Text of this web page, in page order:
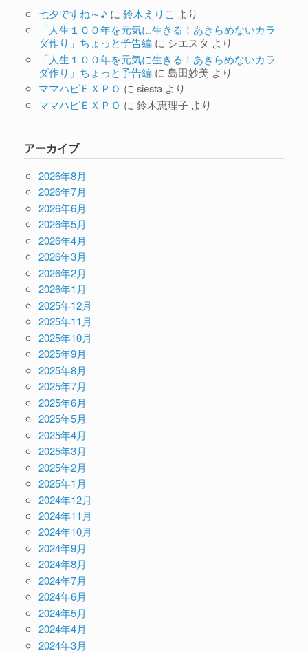
七夕ですね～♪に 鈴木えりこ より
「人生１００年を元気に生きる！あきらめないカラ
ダ作り」ちょっと予告編に シエスタ より
「人生１００年を元気に生きる！あきらめないカラ
ダ作り」ちょっと予告編に 島田妙美 より
ママハピＥＸＰＯ に siestaより
ママハピＥＸＰＯ に 鈴木恵理子より
アーカイブ
2026年8月
2026年7月
2026年6月
2026年5月
2026年4月
2026年3月
2026年2月
2026年1月
2025年12月
2025年11月
2025年10月
2025年9月
2025年8月
2025年7月
2025年6月
2025年5月
2025年4月
2025年3月
2025年2月
2025年1月
2024年12月
2024年11月
2024年10月
2024年9月
2024年8月
2024年7月
2024年6月
2024年5月
2024年4月
2024年3月